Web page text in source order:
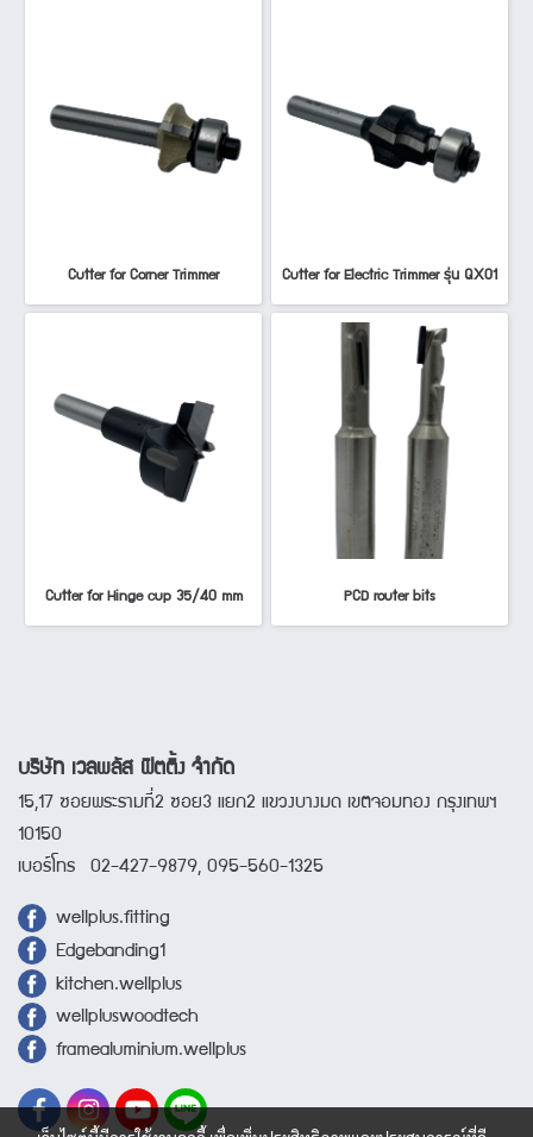
Cutter for Corner Trimmer Cutter for Electric Trimmer รุ่น QX01
Cutter for Hinge cup 35/40 mm PCD router bits
บริษัท เวลพลัส ฟิตติ้ง จำกัด
15,17 ซอยพระรามที่2 ซอย3 แยก2 แขวงบางมด เขตจอมทอง กรุงเทพฯ
10150
เบอร์โทร 02-427-9879, 095-560-1325
wellplus.fitting
Edgebanding1
kitchen.wellplus
wellpluswoodtech
framealuminium.wellplus